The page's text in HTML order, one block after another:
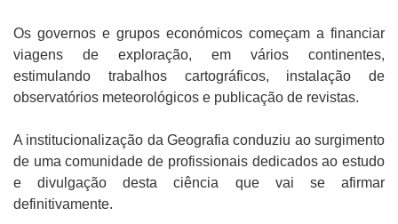
Os governos e grupos económicos começam a financiar
viagens de exploração, em vários continentes,
estimulando trabalhos cartográficos, instalação de
observatórios meteorológicos e publicação de revistas.
A institucionalização da Geografia conduziu ao surgimento
de uma comunidade de profissionais dedicados ao estudo
e divulgação desta ciência que vai se afirmar
definitivamente.